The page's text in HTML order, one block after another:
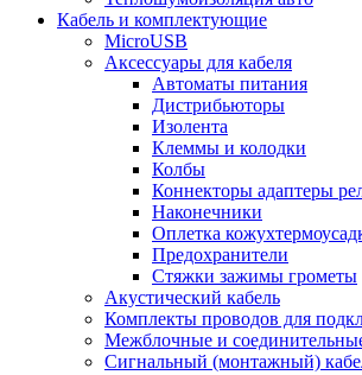
Кабель и комплектующие
MicroUSB
Аксессуары для кабеля
Автоматы питания
Дистрибьюторы
Изолента
Клеммы и колодки
Колбы
Коннекторы адаптеры
Наконечники
Оплетка
Предохранители
Стяжки зажимы грометы
Акустический кабель
Комплекты проводов для
Межблочные и
Сигнальный (монтажный)